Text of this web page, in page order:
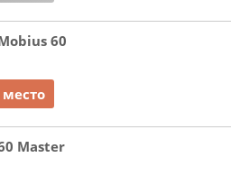
60
место
Master